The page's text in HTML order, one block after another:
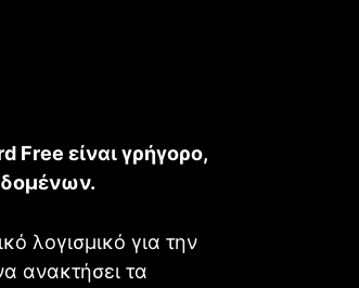
Free είναι γρήγορο,
λογισμικό για την
ανακτήσει τα